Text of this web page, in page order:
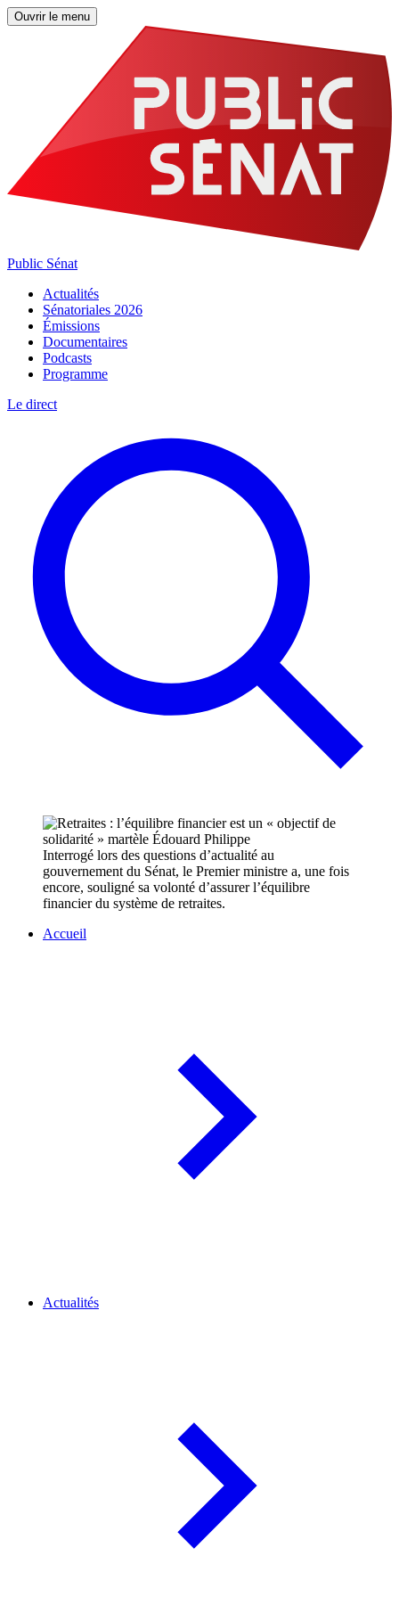
Ouvrir le menu
Public Sénat
Actualités
Sénatoriales 2026
Émissions
Documentaires
Podcasts
Programme
Le direct
Interrogé lors des questions d’actualité au
gouvernement du Sénat, le Premier ministre a, une fois
encore, souligné sa volonté d’assurer l’équilibre
financier du système de retraites.
Accueil
Actualités